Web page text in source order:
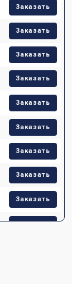
Заказать
Заказать
Заказать
Заказать
Заказать
Заказать
Заказать
Заказать
Заказать
Заказать